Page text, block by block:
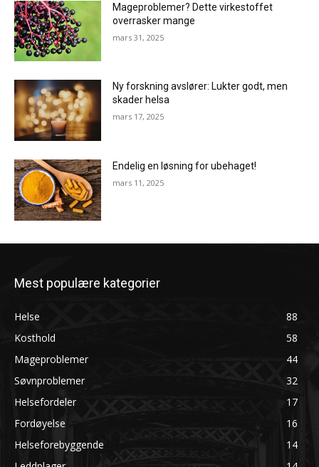
Mageproblemer? Dette virkestoffet
overrasker mange
mars 31, 2025
Ny forskning avslører: Lukter godt, men
skader helsa
mars 17, 2025
Endelig en løsning for ubehaget!
mars 11, 2025
Mest populære kategorier
Helse
88
Kosthold
58
Mageproblemer
44
Søvnproblemer
32
Helsefordeler
17
Fordøyelse
16
Helseforebyggende
14